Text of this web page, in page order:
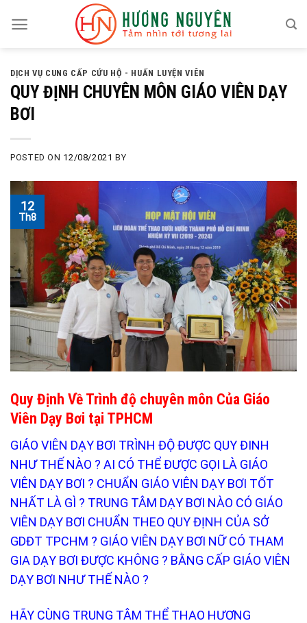
DỊCH VỤ CUNG CẤP CỨU HỘ - HUẤN LUYỆN VIÊN
QUY ĐỊNH CHUYÊN MÔN GIÁO VIÊN DẠY
BƠI
POSTED ON 12/08/2021 BY
12
Th8
Quy Định Về Trình độ chuyên môn Của Giáo
Viên Dạy Bơi tại TPHCM
GIÁO VIÊN DẠY BƠI TRÌNH ĐỘ ĐƯỢC QUY ĐINH
NHƯ THẾ NÀO ? AI CÓ THỂ ĐƯỢC GỌI LÀ GIÁO
VIÊN DẠY BƠI ? CHUẨN GIÁO VIÊN DẠY BƠI TỐT
NHẤT LÀ GÌ ? TRUNG TÂM DẠY BƠI NÀO CÓ GIÁO
VIÊN DẠY BƠI CHUẨN THEO QUY ĐỊNH CỦA SỞ
GDĐT TPCHM ? GIÁO VIÊN DẠY BƠI NỮ CÓ THAM
GIA DẠY BƠI ĐƯỢC KHÔNG ? BẰNG CẤP GIÁO VIÊN
DẠY BƠI NHƯ THẾ NÀO ?
HÃY CÙNG TRUNG TÂM THỂ THAO HƯƠNG